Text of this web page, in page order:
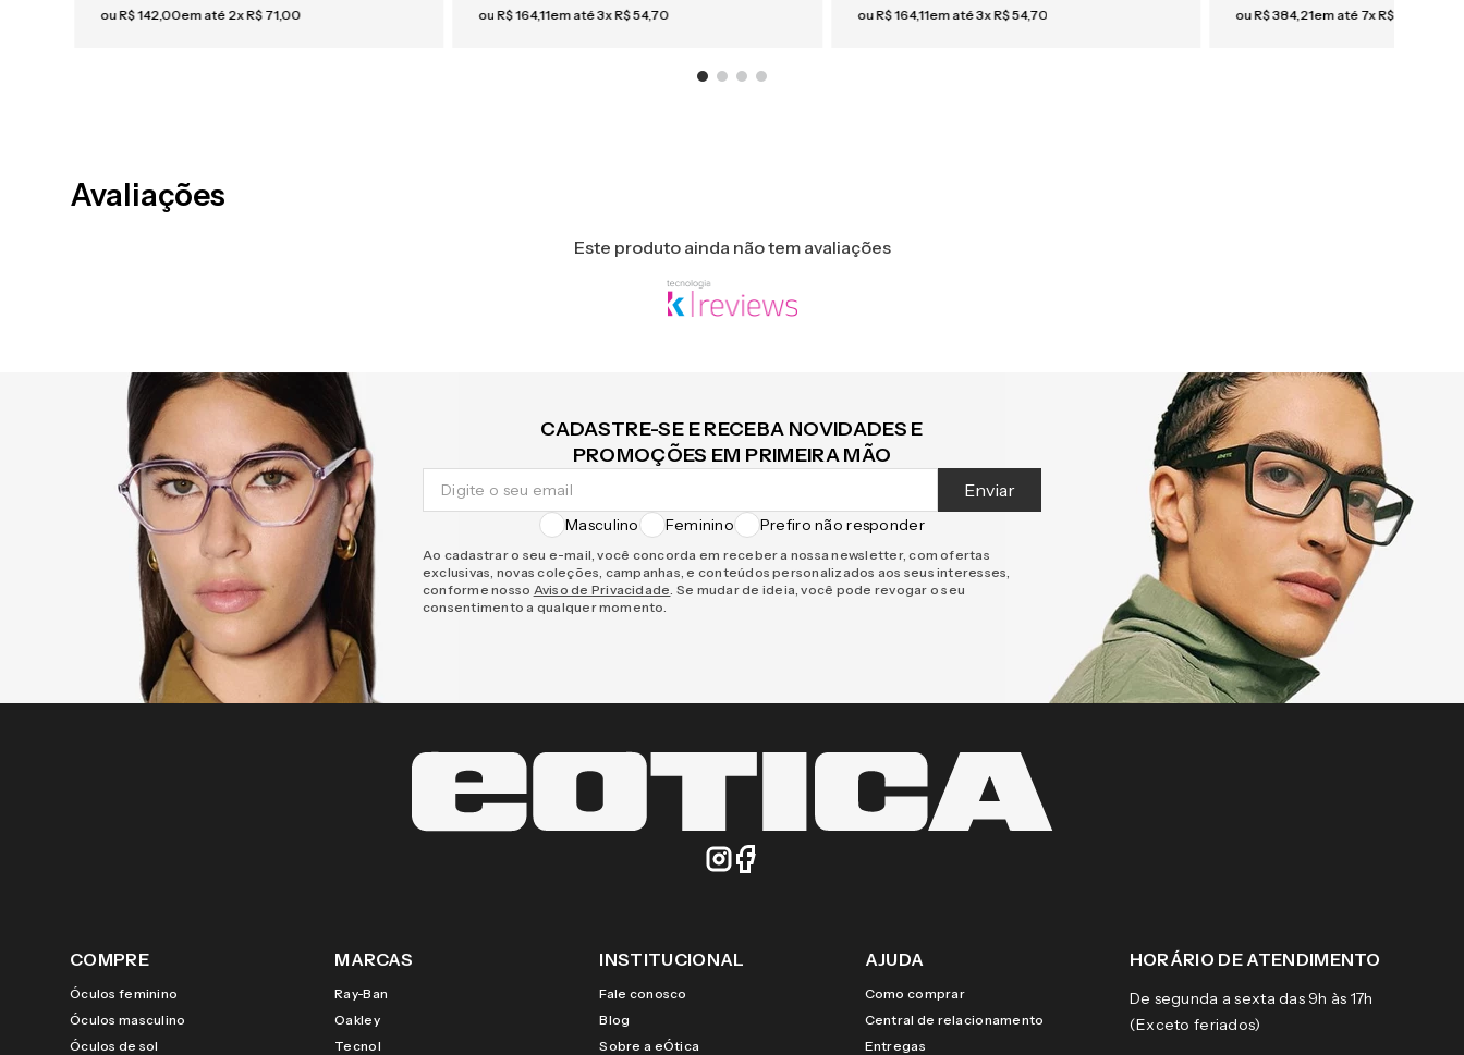
ouR$142,00em até 2xR$ 71,00
ouR$164,11em até3xR$54,70
ouR$164,11em até3xR$54,70
ouR$384, 21em até 7xR$
Avaliações
Este produto ainda não tem avaliações
CADASTRE-SE E RECEBA NOVIDADES E
PROMOÇÕES EM PRIMEIRA MÃO
Enviar
Masculino Feminino Prefiro não responder
Ao cadastrar o seu e-mail, você concorda em receber a nossa newsletter, com ofertas
exclusivas, novas coleções, campanhas, e conteúdos personalizados aos seus interesses,
conforme nosso Aviso de Privacidade. Se mudar de ideia, você pode revogar o seu
consentimento a qualquer momento.
COMPRE
Óculos feminino
Óculos masculino
Óculos de sol
MARCAS
Ray-Ban
Oakley
Tecnol
INSTITUCIONAL
Fale conosco
Blog
Sobre a eÓtica
AJUDA
Como comprar
Central de relacionamento
Entregas
HORÁRIO DE ATENDIMENTO
De segunda a sexta das 9h às 17h
(Exceto feriados)